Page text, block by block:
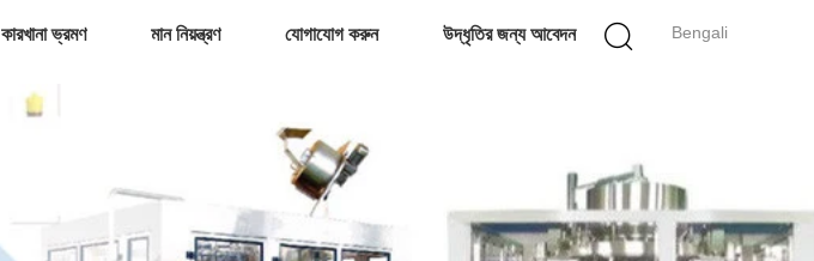
Bengali
কারখানা ভ্রমণ মান নিয়ন্ত্রণ যোগাযোগ করুন উদ্ধৃতির জন্য আবেদন